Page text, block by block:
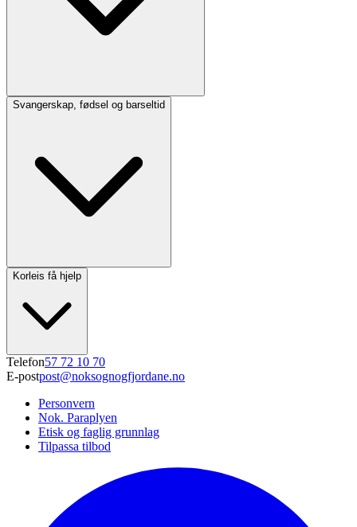
Svangerskap, fødsel og barseltid
Korleis få hjelp
Telefon57 72 10 70
E-postpost@noksognogfjordane.no
Personvern
Nok. Paraplyen
Etisk og faglig grunnlag
Tilpassa tilbod